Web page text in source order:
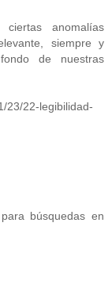
anomalías
siempre y
de nuestras
23/22-legibilidad-
búsquedas en